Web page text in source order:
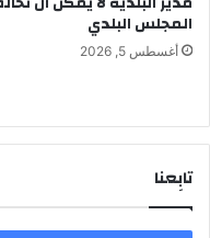
المجلس البلدي
أغسطس 5, 2026
تابِعنا